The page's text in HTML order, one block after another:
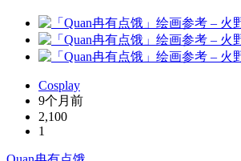
Cosplay
9个月前
2,100
1